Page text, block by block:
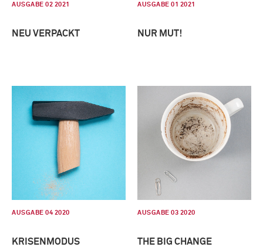
AUSGABE 02 2021
NEU VERPACKT
AUSGABE 01 2021
NUR MUT!
AUSGABE 04 2020
KRISENMODUS
AUSGABE 03 2020
THE BIG CHANGE